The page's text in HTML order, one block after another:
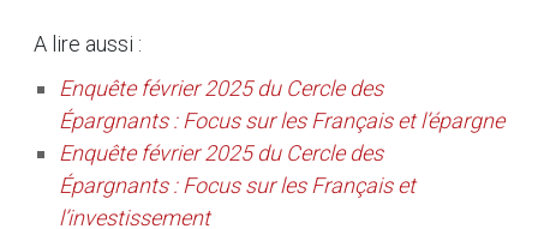
A lire aussi :
Enquête février 2025 du Cercle des
Épargnants : Focus sur les Français et l’épargne
Enquête février 2025 du Cercle des
Épargnants : Focus sur les Français et
l’investissement